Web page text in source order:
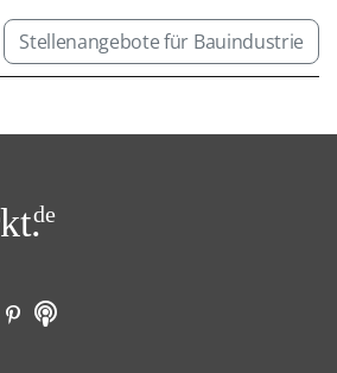
Stellenangebote für Bauindustrie
de